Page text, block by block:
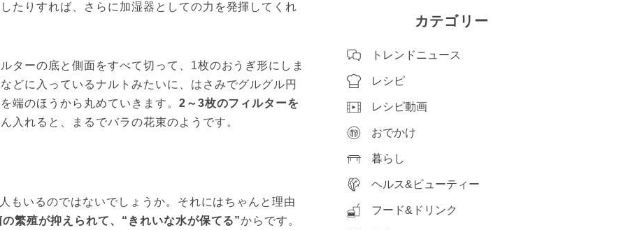
たりすれば、さらに加湿器としての力を発揮してくれ
ターの底と側面をすべて切って、1枚のおうぎ形にしま
どに入っているナルトみたいに、はさみでグルグル円
端のほうから丸めていきます。 2～3枚のフィルターを
入れると、まるでバラの花束のようです。
もいるのではないでしょうか。それにはちゃんと理由
の繁殖が抑えられて、“きれいな水が保てる”からです。
カテゴリー
トレンドニュース
レシピ
レシピ動画
おでかけ
暮らし
ヘルス&ビューティー
フード&ドリンク